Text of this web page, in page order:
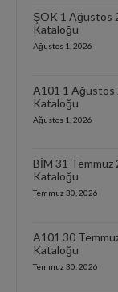
ŞOK 1 Ağustos
Kataloğu
Ağustos 1, 2026
A101 1
Kataloğu
Ağustos 1, 2026
BİM 31
Kataloğu
Temmuz 30, 2026
A101 30
Kataloğu
Temmuz 30, 2026